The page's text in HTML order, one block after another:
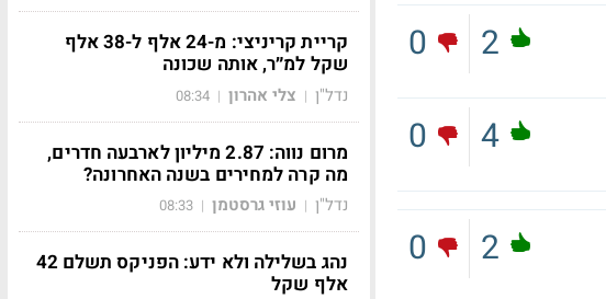
2
0
4
0
2
0
קריית קריניצי: מ-24 אלף ל-38 אלף
שקל למ״ר, אותה שכונה
נדל"ן | צלי אהרון |
08:34
מרום נווה: 2.87 מיליון לארבעה חדרים,
מה קרה למחירים בשנה האחרונה?
נדל"ן | עוזי גרסטמן |
08:33
נהג בשלילה ולא ידע: הפניקס תשלם 42
אלף שקל